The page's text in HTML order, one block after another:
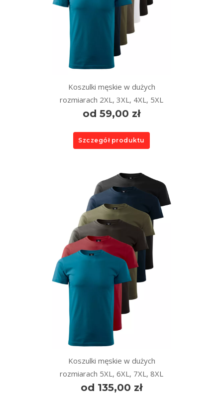
Koszulki męskie w dużych
rozmiarach 2XL, 3XL, 4XL, 5XL
od 59,00 zł
Szczegół produktu
Koszulki męskie w dużych
rozmiarach 5XL, 6XL, 7XL, 8XL
od 135,00 zł